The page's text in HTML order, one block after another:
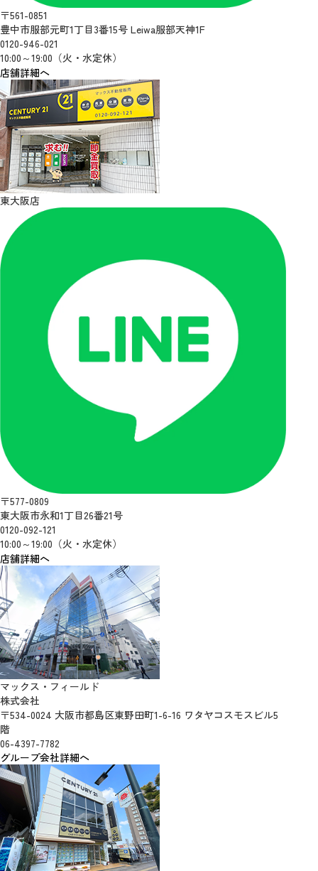
〒561-0851
豊中市服部元町1丁目3番15号 Leiwa服部天神1F
0120-946-021
10:00～19:00（火・水定休）
店舗詳細へ
東大阪店
〒577-0809
東大阪市永和1丁目26番21号
0120-092-121
10:00～19:00（火・水定休）
店舗詳細へ
マックス・フィールド
株式会社
〒534-0024 大阪市都島区東野田町1-6-16 ワタヤコスモスビル5
階
06-4397-7782
グループ会社詳細へ